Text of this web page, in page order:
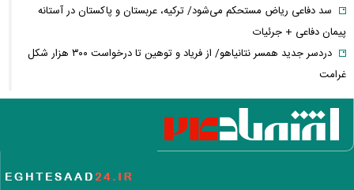
سد دفاعی ریاض مستحکم می‌شود/ ترکیه، عربستان و پاکستان در آستانه
پیمان دفاعی + جرئیات
دردسر جدید همسر نتانیاهو/ از فریاد و توهین تا درخواست ۳۰۰ هزار شکل
غرامت
ترامپ:ذخایر تقریبا نامحدود داریم، اما برخی مهمات کم شده! / ونس یا روبیو
کدام گزینه محبوب ترامپ است؟
حزب قوات اللبنانیه؛ از همکاری با اسرائیل تا مخالفت با ایران / پرونده پیچیده
روایتی از ساختار تجارت غذایی / ایران با وجود خطر جنگ، چگونه امنیت